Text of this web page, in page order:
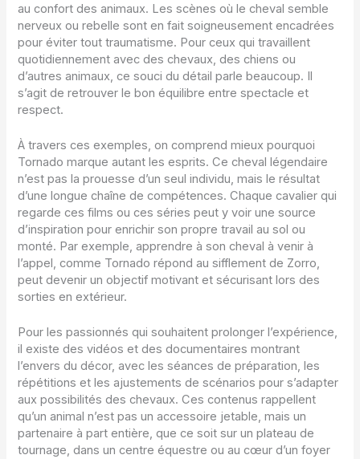
au confort des animaux. Les scènes où le cheval semble
nerveux ou rebelle sont en fait soigneusement encadrées
pour éviter tout traumatisme. Pour ceux qui travaillent
quotidiennement avec des chevaux, des chiens ou
d’autres animaux, ce souci du détail parle beaucoup. Il
s’agit de retrouver le bon équilibre entre spectacle et
respect.
À travers ces exemples, on comprend mieux pourquoi
Tornado marque autant les esprits. Ce cheval légendaire
n’est pas la prouesse d’un seul individu, mais le résultat
d’une longue chaîne de compétences. Chaque cavalier qui
regarde ces films ou ces séries peut y voir une source
d’inspiration pour enrichir son propre travail au sol ou
monté. Par exemple, apprendre à son cheval à venir à
l’appel, comme Tornado répond au sifflement de Zorro,
peut devenir un objectif motivant et sécurisant lors des
sorties en extérieur.
Pour les passionnés qui souhaitent prolonger l’expérience,
il existe des vidéos et des documentaires montrant
l’envers du décor, avec les séances de préparation, les
répétitions et les ajustements de scénarios pour s’adapter
aux possibilités des chevaux. Ces contenus rappellent
qu’un animal n’est pas un accessoire jetable, mais un
partenaire à part entière, que ce soit sur un plateau de
tournage, dans un centre équestre ou au cœur d’un foyer